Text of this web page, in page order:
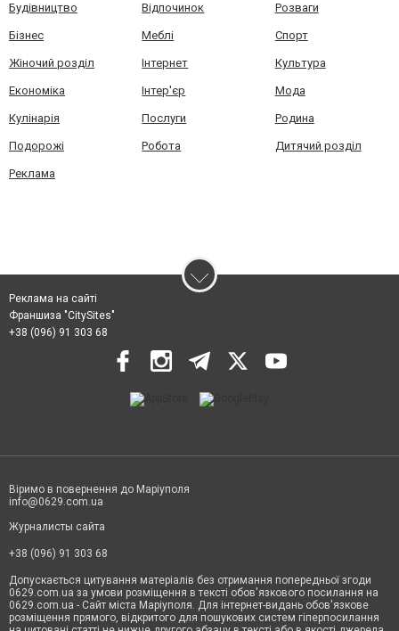
Будівництво Відпочинок Розваги
Бізнес Меблі Спорт
Жіночий розділ Інтернет Культура
Економіка Інтер'єр Мода
Кулінарія Послуги Родина
Подорожі Робота Дитячий розділ
Реклама
Реклама на сайті
Франшиза "CitySites"
+38 (096) 91 303 68
Віримо в повернення до Маріуполя
info@0629.com.ua
Журналисты сайта
+38 (096) 91 303 68
Допускається цитування матеріалів без отримання попередньої згоди
0629.com.ua за умови розміщення в тексті обов'язкового посилання на
0629.com.ua - Сайт міста Маріуполя. Для інтернет-видань обов'язкове
розміщення прямого, відкритого для пошукових систем гіперпосилання